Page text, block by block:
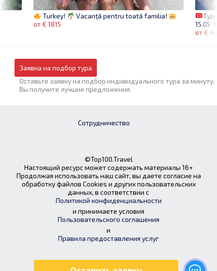
15.05
от €
Turkey!
Vacanță pentru toată familia!
от € 1815
Заявка на подбор тура
Оставьте заявку на подбор индивидуального тура за минуту.
Вы получите лучшие предложения.
Сотрудничество
©Top100.Travel
Настоящий ресурс может содержать материалы 16+
Продолжая использовать наш сайт, вы даете согласие на
обработку файлов Cookies и других пользовательских
данных, в соответствии с
Политикой конфиденциальности
и принимаете условия
Пользовательского соглашения
и
Правила предоставления услуг